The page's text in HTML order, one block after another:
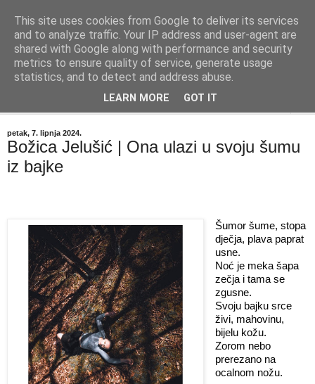
"Kvaka"
Časopis za književnost ISSN 2459-5632
petak, 7. lipnja 2024.
Božica Jelušić | Ona ulazi u svoju šumu
iz bajke
Šumor šume, stopa
dječja, plava paprat
usne.
Noć je meka šapa
zečja i tama se
zgusne.
Svoju bajku srce
živi, mahovinu,
bijelu kožu.
Zorom nebo
prerezano na
ocalnom nožu.
This site uses cookies from Google to deliver its services
and to analyze traffic. Your IP address and user-agent are
shared with Google along with performance and security
metrics to ensure quality of service, generate usage
statistics, and to detect and address abuse.
LEARN MORE GOT IT